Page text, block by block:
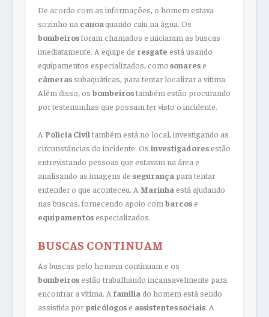
De acordo com as informações, o homem estava
sozinho na canoa quando caiu na água. Os
bombeirosforam chamados e iniciaram as buscas
imediatamente. A equipe de resgate está usando
equipamentos especializados, comosonarese
câmerassubaquáticas, para tentar localizar a vítima.
Além disso, os bombeirostambém estão procurando
por testemunhas que possam ter visto o incidente.
A Polícia Civiltambém está no local, investigando as
circunstâncias do incidente. Os investigadoresestão
entrevistando pessoas que estavam na área e
analisando as imagens de segurança para tentar
entender o que aconteceu. A Marinha está ajudando
nas buscas, fornecendo apoio com barcose
equipamentosespecializados.
BUSCAS CONTINUAM
As buscas pelo homem continuam e os
bombeirosestão trabalhando incansavelmente para
encontrar a vítima. A família do homem está sendo
assistida por psicólogose assistentes sociais. A